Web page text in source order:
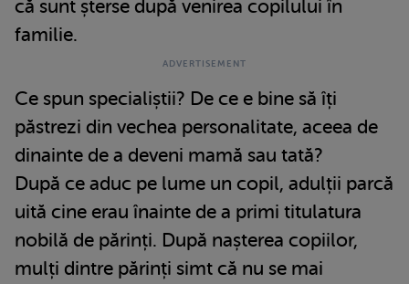
că sunt șterse după venirea copilului în
familie.
Ce spun specialiștii? De ce e bine să îți
păstrezi din vechea personalitate, aceea de
dinainte de a deveni mamă sau tată?
După ce aduc pe lume un copil, adulții parcă
uită cine erau înainte de a primi titulatura
nobilă de părinți. După nașterea copiilor,
mulți dintre părinți simt că nu se mai